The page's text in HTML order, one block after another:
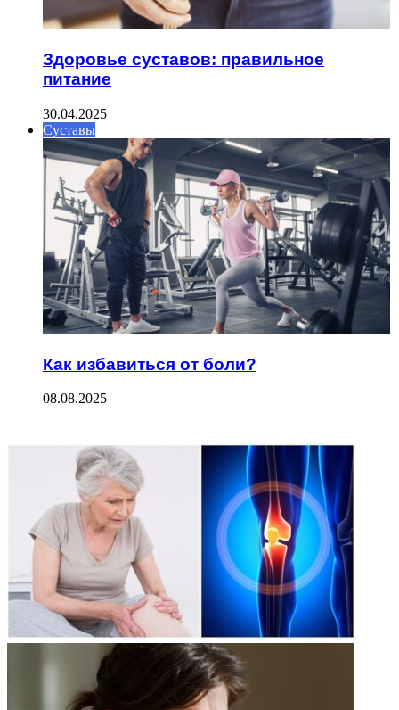
Здоровье суставов: правильное
питание
30.04.2025
Суставы
Как избавиться от боли?
08.08.2025